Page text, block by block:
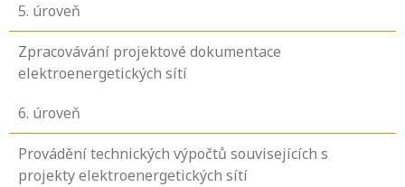
5. úroveň
Zpracovávání projektové dokumentace
elektroenergetických sítí
6. úroveň
Provádění technických výpočtů souvisejících s
projekty elektroenergetických sítí